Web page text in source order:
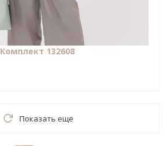
Комплект 132608
Показать еще